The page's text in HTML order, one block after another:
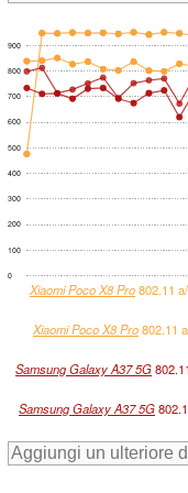
0
100
200
300
400
500
600
700
800
900
Xiaomi Poco X8 Pro802.11
Xiaomi Poco X8 Pro802.11
Samsung Galaxy A37 5G
Samsung Galaxy A37 5G